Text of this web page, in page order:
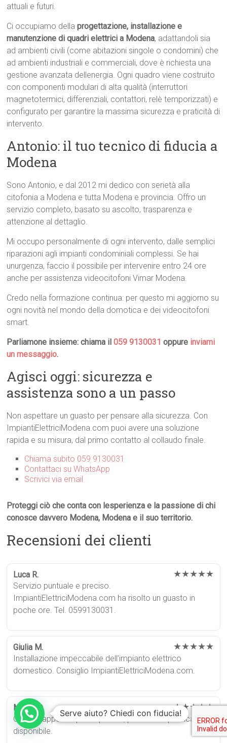
attuali e futuri.
Ci occupiamo dellaprogettazione, installazione e
manutenzione di quadri elettrici a Modena, adattandoli sia
ad ambienti civili (come abitazioni singole o condomini) che
ad ambienti industriali e commerciali, dove è richiesta una
gestione avanzata dellenergia. Ogni quadro viene costruito
con componenti modulari di alta qualità (interruttori
magnetotermici, differenziali, contattori, relè temporizzati) e
configurato per garantire la massima sicurezza e praticità di
intervento.
Antonio: il tuo tecnico di fiducia a
Modena
Sono Antonio, e dal 2012 mi dedico con serietà alla
citofonia a Modena e tutta Modena e provincia. Offro un
servizio completo, basato su ascolto, trasparenza e
attenzione al dettaglio.
Mi occupo personalmente di ogni intervento, dalle semplici
riparazioni agli impianti condominiali complessi. Se hai
unurgenza, faccio il possibile per intervenire entro 24 ore
anche per assistenza videocitofoni Vimar Modena.
Credo nella formazione continua: per questo mi aggiorno su
ogni novità nel mondo della domotica e dei videocitofoni
smart.
Parliamone insieme: chiama il059 9130031 oppure inviami
un messaggio.
Agisci oggi: sicurezza e
assistenza sono a un passo
Non aspettare un guasto per pensare alla sicurezza. Con
ImpiantiElettriciModena.com puoi avere una soluzione
rapida e su misura, dal primo contatto al collaudo finale.
Chiama subito 059 9130031
Contattaci su WhatsApp
Scrivici via email
Proteggi ciò che conta con lesperienza e la passione di chi
conosce davvero Modena, Modena e il suo territorio.
Recensioni dei clienti
Luca R. ★★★★★
Servizio puntuale e preciso.
ImpiantiElettriciModena.com ha risolto un guasto in
poche ore. Tel. 0599130031.
Giulia M. ★★★★★
Installazione impeccabile dell’impianto elettrico
domestico. Consiglio ImpiantiElettriciModena.com.
Marco D. ★★★★★
Ottimo rapporto qualità-prezzo, personale qualificato e
disponibile.
Serve aiuto? Chiedi con fiducia!